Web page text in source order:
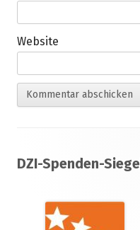
Website
Inhalt
DZI-Spenden-